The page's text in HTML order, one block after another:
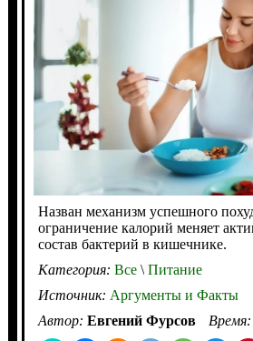
Назван механизм успешного
ограничение калорий меняет
состав бактерий в кишечнике.
Категория: Все\Питание
Источник: Аргументы и Факты
Автор: Евгений Фурсов Время: